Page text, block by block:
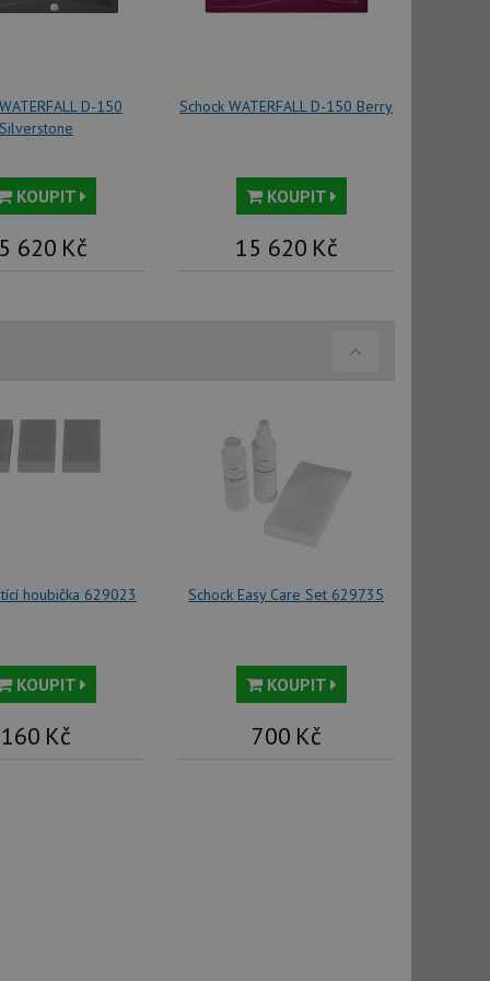
D-150
Silverstone
KOUPIT
620 Kč
Schock WATERFALL D-150 Berry
KOUPIT
15 620 Kč
houbička 629023
KOUPIT
160 Kč
Schock Easy Care Set 629735
KOUPIT
700 Kč
zařízení, která
a zlepšila
CORS po
Script.com
požadavku
relace.
Zaznamenává
ochrany
a
koncový uživatel
ale pokud je
zda prohlížeč
sledování